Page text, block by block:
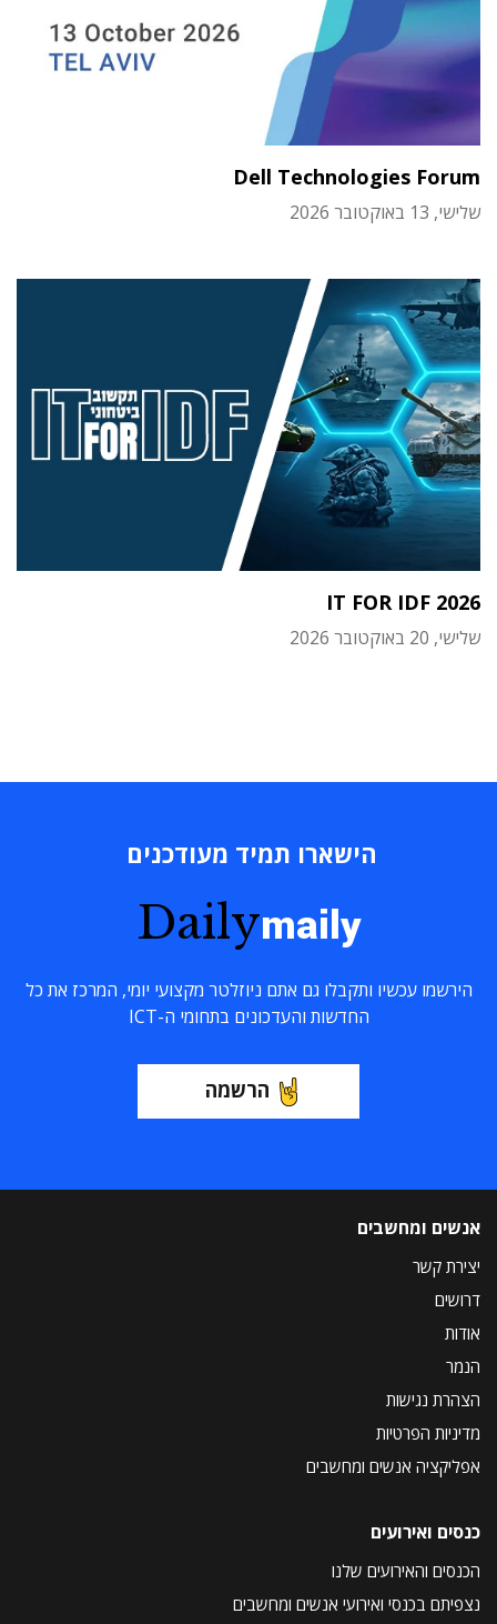
Dell Technologies Forum
שלישי, 13 באוקטובר 2026
IT FOR IDF 2026
שלישי, 20 באוקטובר 2026
הישארו תמיד מעודכנים
Dailymaily
הירשמו עכשיו ותקבלו גם אתם ניוזלטר מקצועי יומי, המרכז את כל
החדשות והעדכונים בתחומי ה-ICT
הרשמה
אנשים ומחשבים
יצירת קשר
דרושים
אודות
הנמר
הצהרת נגישות
מדיניות הפרטיות
אפליקציה אנשים ומחשבים
כנסים ואירועים
הכנסים והאירועים שלנו
נצפיתם בכנסי ואירועי אנשים ומחשבים